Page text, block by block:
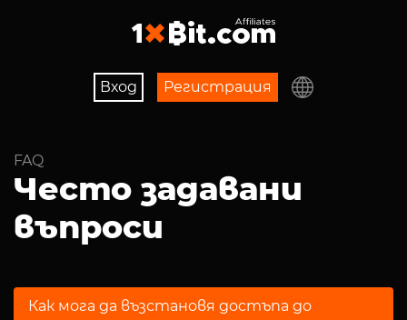
Вход Регистрaция
FAQ
Често задавани
въпроси
Как мога да възстановя достъпа до